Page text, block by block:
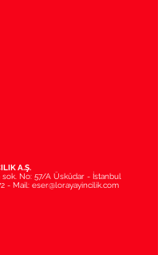
A.Ş.
No: 57/A Üsküdar - İstanbul
- Mail: eser@lorayayincilik.com